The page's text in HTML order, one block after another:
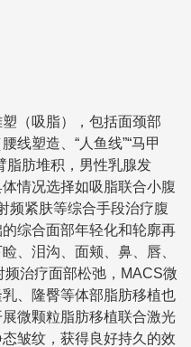
（吸脂），包括面颈部
线塑造、“人鱼线”“马甲
脂肪堆积，男性乳腺发
情况选择如吸脂联合小腹
频紧肤等综合手段治疗腹
综合面部年轻化和轮廓再
、泪沟、面颊、鼻、唇、
治疗面部松弛，MACS微
、隆臀等体部脂肪移植也
微颗粒脂肪移植联合激光
皱纹，获得良好持久的效